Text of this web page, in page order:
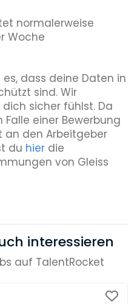
normalerweise
Woche
es, dass deine Daten in
sind. Wir
sicher fühlst. Da
einer Bewerbung
an den Arbeitgeber
du hierdie
von Gleiss
interessieren
auf TalentRocket